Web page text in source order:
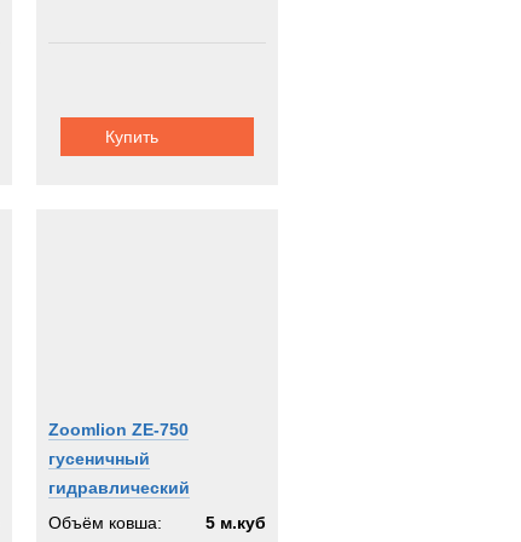
Купить
Zoomlion ZE-750
гусеничный
гидравлический
экскаватор
Объём ковша: 5 м.куб